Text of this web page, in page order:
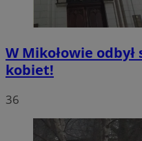
W Mikołowie
kobiet!
36